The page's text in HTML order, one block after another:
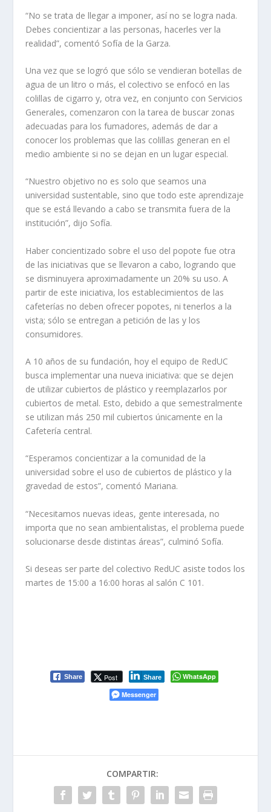
“No se trata de llegar a imponer, así no se logra nada.
Debes concientizar a las personas, hacerles ver la
realidad”, comentó Sofía de la Garza.
Una vez que se logró que sólo se vendieran botellas de
agua de un litro o más, el colectivo se enfocó en las
colillas de cigarro y, otra vez, en conjunto con Servicios
Generales, comenzaron con la tarea de buscar zonas
adecuadas para los fumadores, además de dar a
conocer los problemas que las colillas generan en el
medio ambiente si no se dejan en un lugar especial.
“Nuestro objetivo no es solo que seamos una
universidad sustentable, sino que todo este aprendizaje
que se está llevando a cabo se transmita fuera de la
institución”, dijo Sofía.
Haber concientizado sobre el uso del popote fue otra
de las iniciativas que se llevaron a cabo, logrando que
se disminuyera aproximadamente un 20% su uso. A
partir de este iniciativa, los establecimientos de las
cafeterías no deben ofrecer popotes, ni tenerlos a la
vista; sólo se entregan a petición de las y los
consumidores.
A 10 años de su fundación, hoy el equipo de RedUC
busca implementar una nueva iniciativa: que se dejen
de utilizar cubiertos de plástico y reemplazarlos por
cubiertos de metal. Esto, debido a que semestralmente
se utilizan más 250 mil cubiertos únicamente en la
Cafetería central.
“Esperamos concientizar a la comunidad de la
universidad sobre el uso de cubiertos de plástico y la
gravedad de estos”, comentó Mariana.
“Necesitamos nuevas ideas, gente interesada, no
importa que no sean ambientalistas, el problema puede
solucionarse desde distintas áreas”, culminó Sofía.
Si deseas ser parte del colectivo RedUC asiste todos los
martes de 15:00 a 16:00 horas al salón C 101.
Share Post Share
WhatsApp
Messenger
COMPARTIR: